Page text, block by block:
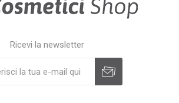
Ricevi la newsletter